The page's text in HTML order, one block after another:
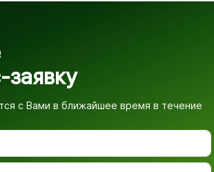
заявку
с Вами в ближайшее время в течение